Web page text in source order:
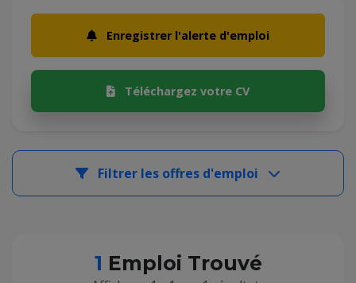
Enregistrer l'alerte d'emploi
Téléchargez votre CV
Filtrer les offres d'emploi
1 Emploi Trouvé